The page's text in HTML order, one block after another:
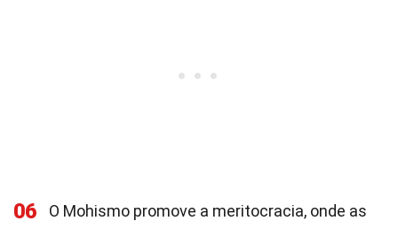
06
O Mohismo promove a meritocracia, onde as